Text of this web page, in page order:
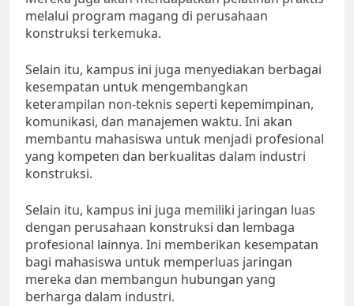
melalui program magang di perusahaan
konstruksi terkemuka.
Selain itu, kampus ini juga menyediakan berbagai
kesempatan untuk mengembangkan
keterampilan non-teknis seperti kepemimpinan,
komunikasi, dan manajemen waktu. Ini akan
membantu mahasiswa untuk menjadi profesional
yang kompeten dan berkualitas dalam industri
konstruksi.
Selain itu, kampus ini juga memiliki jaringan luas
dengan perusahaan konstruksi dan lembaga
profesional lainnya. Ini memberikan kesempatan
bagi mahasiswa untuk memperluas jaringan
mereka dan membangun hubungan yang
berharga dalam industri.